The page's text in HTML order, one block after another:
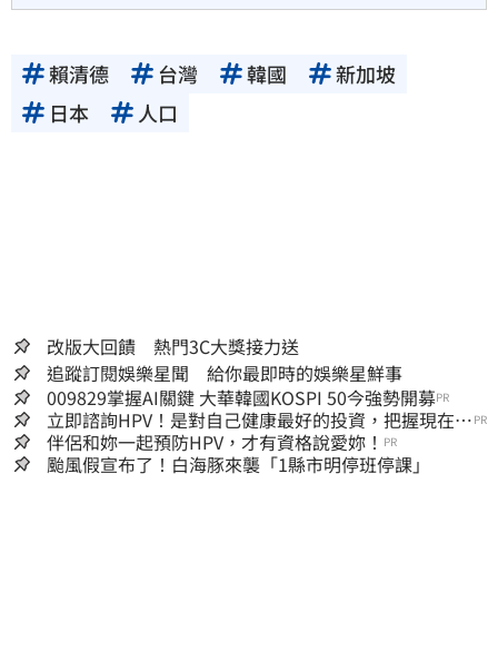
賴清德 台灣 韓國
新加坡
日本
人口
改版大回饋 熱門3C大獎接力送
追蹤訂閱娛樂星聞 給你最即時的娛樂星鮮事
009829掌握AI關鍵 大華韓國KOSPI 50今強勢開募PR
立即諮詢HPV！是對自己健康最好的投資，把握現在不
嫌晚！
PR
伴侶和妳一起預防HPV，才有資格說愛妳！ PR
颱風假宣布了！白海豚來襲「1縣市明停班停課」